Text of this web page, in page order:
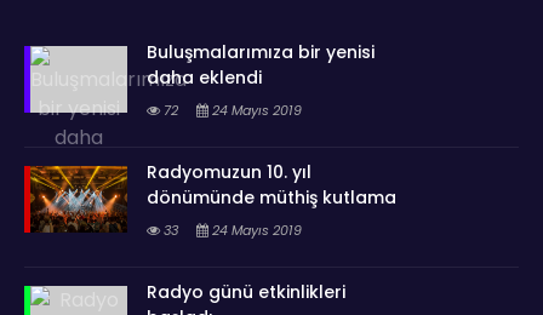
Buluşmalarımıza bir yenisi
daha eklendi
72 24 Mayıs 2019
Radyomuzun 10. yıl
dönümünde müthiş kutlama
33 24 Mayıs 2019
Radyo günü etkinlikleri